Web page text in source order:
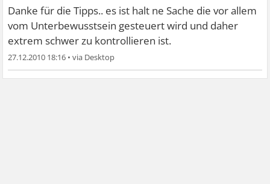
Danke für die Tipps.. es ist halt ne Sache die vor allem
vom Unterbewusstsein gesteuert wird und daher
extrem schwer zu kontrollieren ist.
27.12.2010 18:16 •